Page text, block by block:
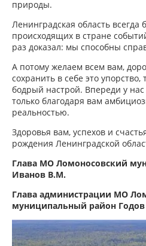
природы.
Ленинградская область всегда
происходящих в стране
раз доказал: мы способны
А потому желаем всем вам,
сохранить в себе это
бодрый настрой. Впереди у
только благодаря вам
реальностью.
Здоровья вам, успехов и
рождения Ленинградской
Глава МО Ломоносовский
Иванов В.М.
Глава администрации МО
муниципальный район Годов